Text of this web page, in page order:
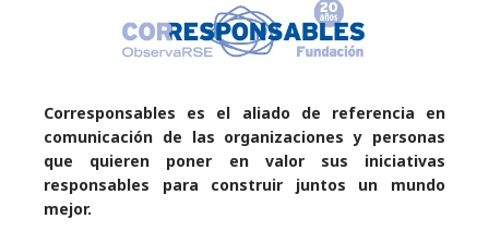
Corresponsables es el aliado de referencia en
comunicación de las organizaciones y personas
que quieren poner en valor sus iniciativas
responsables para construir juntos un mundo
mejor.